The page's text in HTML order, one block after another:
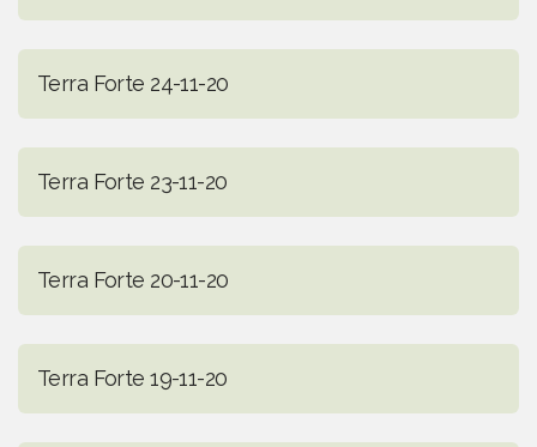
Terra Forte 24-11-20
Terra Forte 23-11-20
Terra Forte 20-11-20
Terra Forte 19-11-20